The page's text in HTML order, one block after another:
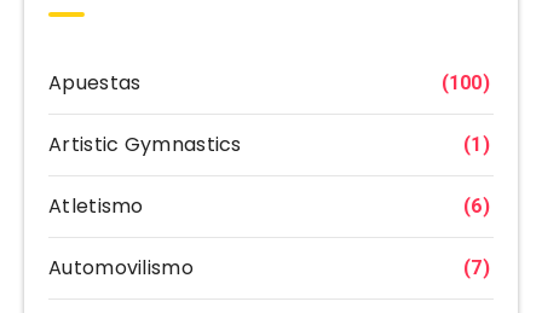
Apuestas (100)
Artistic Gymnastics (1)
Atletismo (6)
Automovilismo (7)